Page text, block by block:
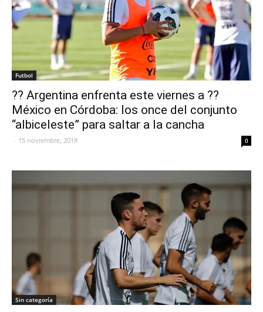
Futbol
?? Argentina enfrenta este viernes a ??
México en Córdoba: los once del conjunto
“albiceleste” para saltar a la cancha
- 15 noviembre, 2018 0
Sin categoría